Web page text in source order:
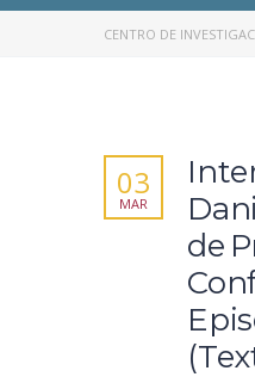
CENTRO DE
de
03
MAR